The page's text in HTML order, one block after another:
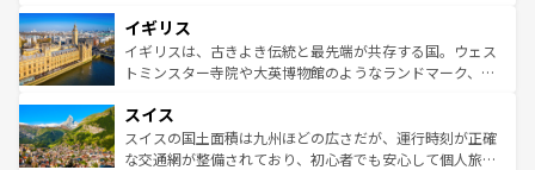
いる。シャンパンの発祥地であるランス、プロヴァンスの
香り高いラベンダー畑など、多彩な楽しみ方が可能だ。さ
らに、パリ以外の地域にも魅力が溢れており、どの街角に
れる地方に足を運ぶとそれぞれで全く異なる文化を体験で
きるだろう。 なお、新着のフランス情報はコンテンツ一覧
を参照してほしい。
顔を持つこの国は、どこを歩いても飽きることがない。ベ
ルリンの文化的活気、バイエルン州のアルプスの絶景、そ
してライン川沿いのワイン畑といった風景は必見。ビール
は、お酒好きな人にはぜひ体験してほしい。 なお、新着の
ドイツ情報はコンテンツ一覧を参照してほしい。
イギリス
イギリスは、古きよき伝統と最先端が共存する国。ウェス
トミンスター寺院や大英博物館のようなランドマーク、歴
リアごとに異なる魅力がある。また、優雅なアフタヌーン
ティー、ビール好きにはたまらない英国パブ、サッカー観
戦など、本場だからこそできる体験も豊富。イギリスを旅
スイス
スイスの国土面積は九州ほどの広さだが、運行時刻が正確
な交通網が整備されており、初心者でも安心して個人旅行